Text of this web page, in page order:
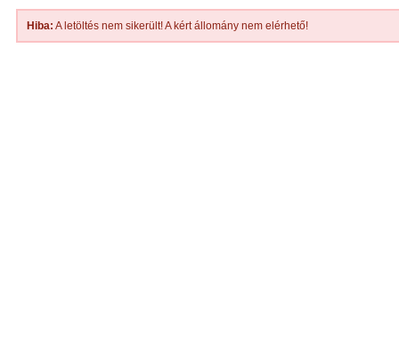
Hiba: A letöltés nem sikerült! A kért állomány nem elérhető!